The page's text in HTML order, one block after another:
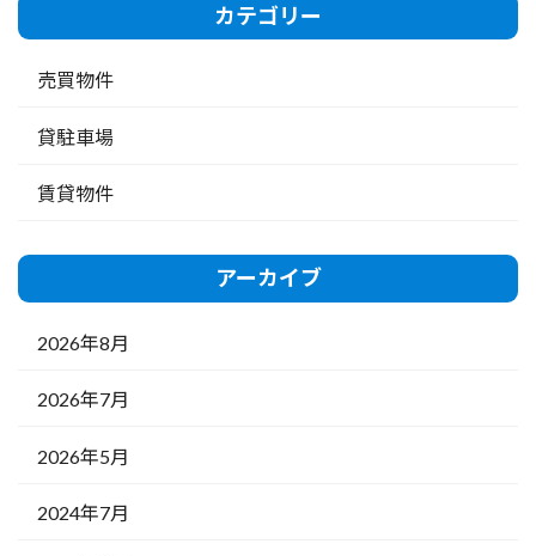
カテゴリー
売買物件
貸駐車場
賃貸物件
アーカイブ
2026年8月
2026年7月
2026年5月
2024年7月